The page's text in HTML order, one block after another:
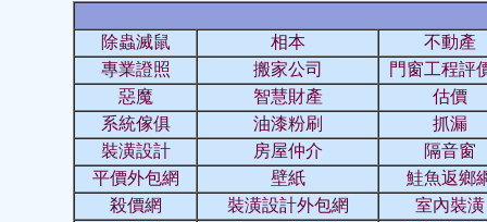
除蟲滅鼠 相本
不動產
專業證照
搬家公司
門窗工程評
惡魔
智慧財產
估價
系統傢俱
油漆粉刷
抓漏
裝潢設計
房屋仲介
隔音窗
平價外包網
壁紙
鮭魚返鄉
殺價網
裝潢設計外包網
室內裝潢